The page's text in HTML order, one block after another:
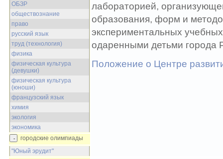
ОБЗР
обществознание
право
русский язык
труд (технология)
физика
физическая культура
(девушки)
физическая культура
(юноши)
французский язык
химия
экология
экономика
лабораторией,
образования, форм и
экспериментальных
одаренными детьми города
Положение о Центре
городские олимпиады
"Юный эрудит"